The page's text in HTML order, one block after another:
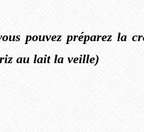
pouvez préparez la
au lait la veille)